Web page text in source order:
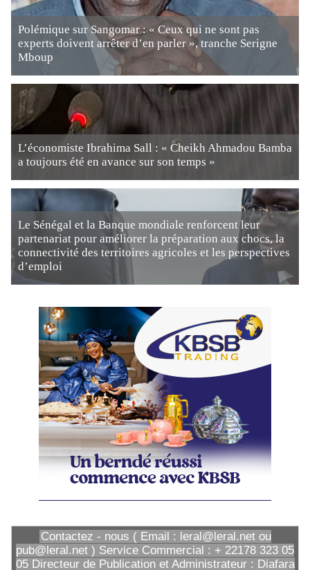
Polémique sur Sangomar : « Ceux qui ne sont pas
experts doivent arrêter d’en parler », tranche Serigne
Mboup
L’économiste Ibrahima Sall : « Cheikh Ahmadou Bamba
a toujours été en avance sur son temps »
Le Sénégal et la Banque mondiale renforcent leur
partenariat pour améliorer la préparation aux chocs, la
connectivité des territoires agricoles et les perspectives
d’emploi
Contactez - nous ( Email : leral@leral.net ou
pub@leral.net ) Service Commercial : + 22178 323 05
05 Directeur de Publication et Administrateur : Diafara